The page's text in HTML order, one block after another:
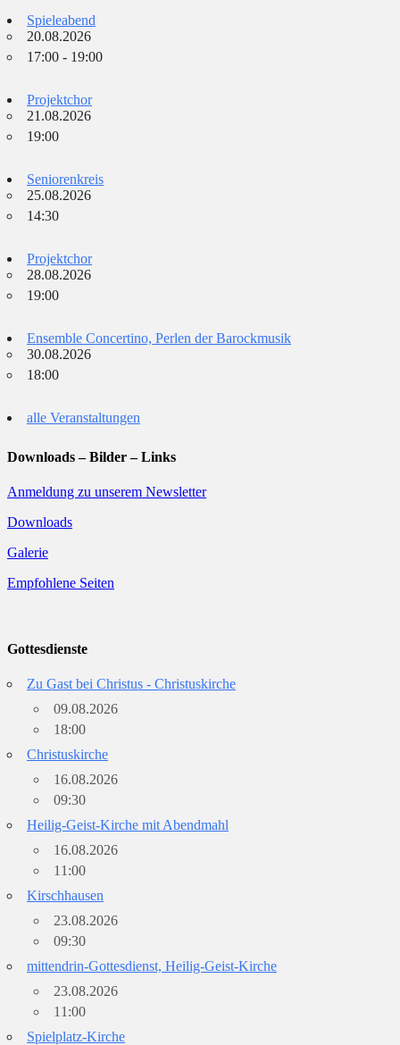
Spieleabend
20.08.2026
17:00 - 19:00
Projektchor
21.08.2026
19:00
Seniorenkreis
25.08.2026
14:30
Projektchor
28.08.2026
19:00
Ensemble Concertino, Perlen der Barockmusik
30.08.2026
18:00
alle Veranstaltungen
Downloads – Bilder – Links
Anmeldung zu unserem Newsletter
Downloads
Galerie
Empfohlene Seiten
Gottesdienste
Zu Gast bei Christus - Christuskirche
09.08.2026
18:00
Christuskirche
16.08.2026
09:30
Heilig-Geist-Kirche mit Abendmahl
16.08.2026
11:00
Kirschhausen
23.08.2026
09:30
mittendrin-Gottesdienst, Heilig-Geist-Kirche
23.08.2026
11:00
Spielplatz-Kirche